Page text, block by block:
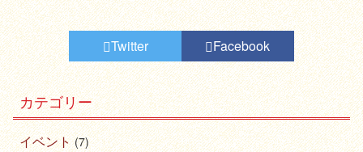
Twitter Facebook
カテゴリー
イベント(7)